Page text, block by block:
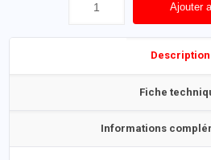
Ajouter
Description
Fiche
Informations